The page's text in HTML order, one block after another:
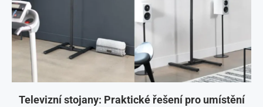
Televizní stojany: Praktické řešení pro umístění